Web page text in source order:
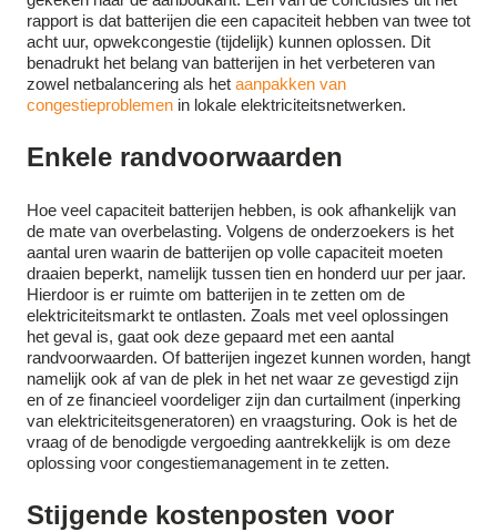
rapport is dat batterijen die een capaciteit hebben van twee tot
acht uur, opwekcongestie (tijdelijk) kunnen oplossen. Dit
benadrukt het belang van batterijen in het verbeteren van
zowel netbalancering als het aanpakken van
congestieproblemen in lokale elektriciteitsnetwerken.
Enkele randvoorwaarden
Hoe veel capaciteit batterijen hebben, is ook afhankelijk van
de mate van overbelasting. Volgens de onderzoekers is het
aantal uren waarin de batterijen op volle capaciteit moeten
draaien beperkt, namelijk tussen tien en honderd uur per jaar.
Hierdoor is er ruimte om batterijen in te zetten om de
elektriciteitsmarkt te ontlasten. Zoals met veel oplossingen
het geval is, gaat ook deze gepaard met een aantal
randvoorwaarden. Of batterijen ingezet kunnen worden, hangt
namelijk ook af van de plek in het net waar ze gevestigd zijn
en of ze financieel voordeliger zijn dan curtailment (inperking
van elektriciteitsgeneratoren) en vraagsturing. Ook is het de
vraag of de benodigde vergoeding aantrekkelijk is om deze
oplossing voor congestiemanagement in te zetten.
Stijgende kostenposten voor